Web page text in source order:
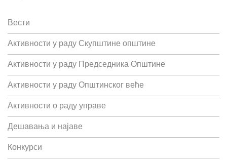
Вести
Активности у раду Скупштине општине
Активности у раду Председника Општине
Активности у раду Општинског веће
Активности о раду управе
Дешавања и најаве
Конкурси